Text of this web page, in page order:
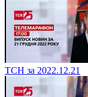
ТСН за 2022.12.21